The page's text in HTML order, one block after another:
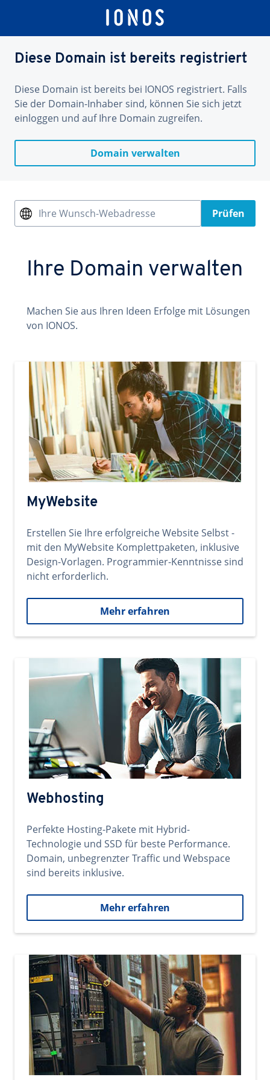
Diese Domain ist bereits registriert
Diese Domain ist bereits bei IONOS registriert. Falls
Sie der Domain-Inhaber sind, können Sie sich jetzt
einloggen und auf Ihre Domain zugreifen.
Domain verwalten
Ihre Wunsch-Webadresse Prüfen
Ihre Domain verwalten
Machen Sie aus Ihren Ideen Erfolge mit Lösungen
von IONOS.
MyWebsite
Erstellen Sie Ihre erfolgreiche Website Selbst -
mit den MyWebsite Komplettpaketen, inklusive
Design-Vorlagen. Programmier-Kenntnisse sind
nicht erforderlich.
Mehr erfahren
Webhosting
Perfekte Hosting-Pakete mit Hybrid-
Technologie und SSD für beste Performance.
Domain, unbegrenzter Traffic und Webspace
sind bereits inklusive.
Mehr erfahren